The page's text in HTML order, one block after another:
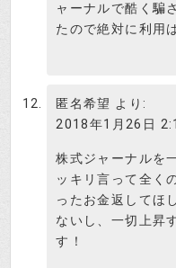
ャーナルで酷く騙
たので絶対に利用
匿名希望 より:
2018年1月26日
株式ジャーナルを
ッキリ言って全く
ったお金返してほ
ないし、一切上昇
す！